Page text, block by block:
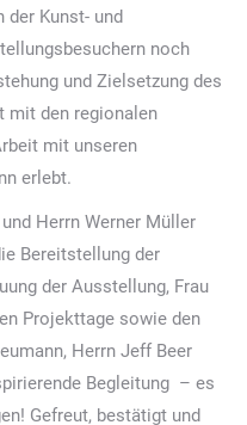
der Kunst- und
noch
und Zielsetzung des
mit den regionalen
mit unseren
erlebt.
Herrn Werner Müller
Bereitstellung der
der Ausstellung, Frau
Projekttage sowie den
Herrn Jeff Beer
Begleitung – es
Gefreut, bestätigt und